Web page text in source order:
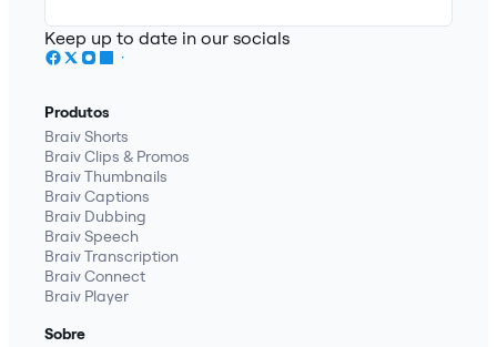
Keep up to date in our socials
Produtos
Braiv Shorts
Braiv Clips & Promos
Braiv Thumbnails
Braiv Captions
Braiv Dubbing
Braiv Speech
Braiv Transcription
Braiv Connect
Braiv Player
Sobre